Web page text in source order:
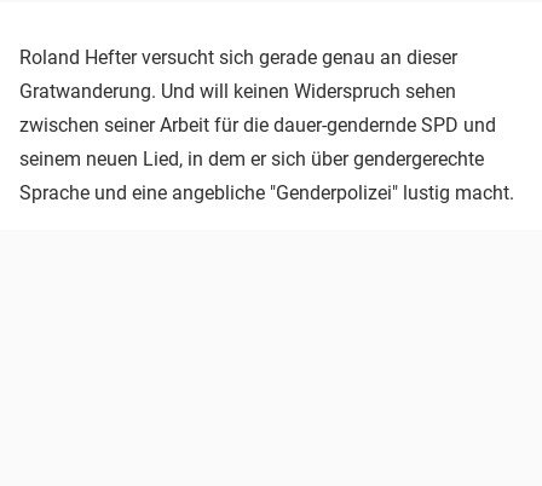
Roland Hefter versucht sich gerade genau an dieser
Gratwanderung. Und will keinen Widerspruch sehen
zwischen seiner Arbeit für die dauer-gendernde SPD und
seinem neuen Lied, in dem er sich über gendergerechte
Sprache und eine angebliche "Genderpolizei" lustig macht.